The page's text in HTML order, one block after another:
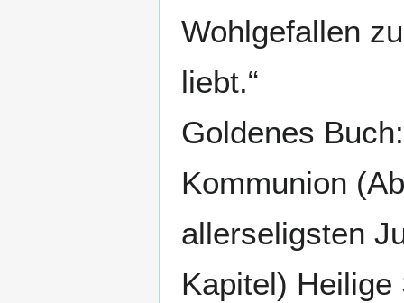
Wohlgefallen
liebt.“
Goldenes
Kommunion
allerseligsten
Kapitel) Heilige